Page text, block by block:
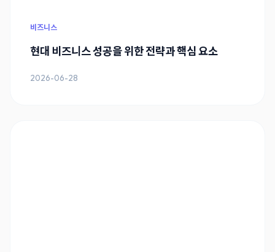
비즈니스
현대 비즈니스 성공을 위한 전략과 핵심 요소
2026-06-28